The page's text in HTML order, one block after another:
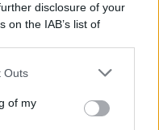
disclosure of your
on the IAB’s list of
by us to third parties
Outs
of my